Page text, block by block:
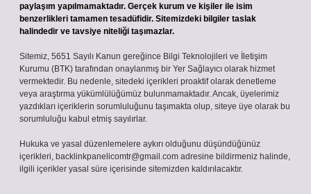
paylaşım yapılmamaktadır. Gerçek kurum ve kişiler ile isim
benzerlikleri tamamen tesadüfidir. Sitemizdeki bilgiler taslak
halindedir ve tavsiye niteliği taşımazlar.
Sitemiz, 5651 Sayılı Kanun gereğince Bilgi Teknolojileri ve İletişim
Kurumu (BTK) tarafından onaylanmış bir Yer Sağlayıcı olarak hizmet
vermektedir. Bu nedenle, sitedeki içerikleri proaktif olarak denetleme
veya araştırma yükümlülüğümüz bulunmamaktadır. Ancak, üyelerimiz
yazdıkları içeriklerin sorumluluğunu taşımakta olup, siteye üye olarak bu
sorumluluğu kabul etmiş sayılırlar.
Hukuka ve yasal düzenlemelere aykırı olduğunu düşündüğünüz
içerikleri, backlinkpanelicomtr@gmail.com adresine bildirmeniz halinde,
ilgili içerikler yasal süre içerisinde sitemizden kaldırılacaktır.